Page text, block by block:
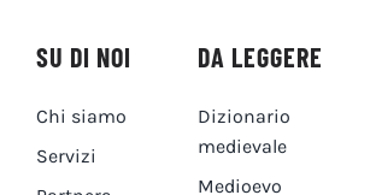
SU DI NOI
Chi siamo
Servizi
DA LEGGERE
Dizionario
medievale
Medioevo